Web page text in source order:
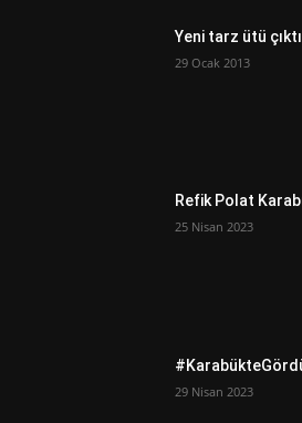
Yeni tarz ütü çıktı
29 Ocak 2013
Refik Polat
25 Nisan 2023
29 Nisan 2023